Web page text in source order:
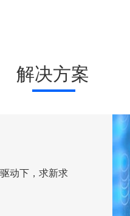
解决方案
动下，求新求